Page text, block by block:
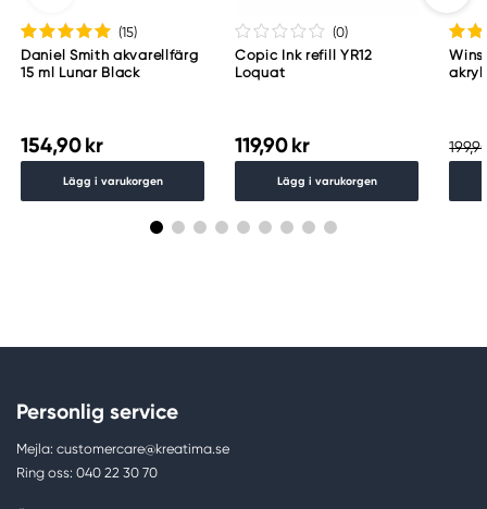
(15)
Daniel Smith akvarellfärg
15 ml Lunar Black
154,90 kr
Lägg i varukorgen
(0)
Copic Ink refill YR12
Loquat
119,90 kr
Lägg i varukorgen
Personlig service
Mejla: customercare@kreatima.se
Ring oss: 040 22 30 70